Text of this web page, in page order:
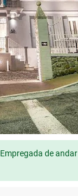
Empregada de andar